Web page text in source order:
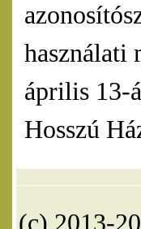
használati
április 13-
Hosszú
(c) 2013-